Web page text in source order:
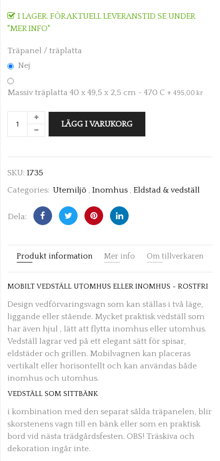
I LAGER. FÖR AKTUELL LEVERANSTID SE UNDER
"MER INFO"
Träpanel / träplatta
Nej
Massiv träplatta 40 x 49,5 x 2,5 cm - 470 C + 495,00 kr
LÄGG I VARUKORG
SKU: 1735
Categories: Utemiljö , Inomhus , Eldstad & vedställ
Dela:
Produkt information Mer info Om tillverkaren
MOBILT VEDSTÄLL UTOMHUS ELLER INOMHUS - ROSTFRI
Design vedförvaringsvagn som kan ställas i två läge,
liggande eller stående. Mycket praktisk vedställ som
har även hjul , lätt att flytta inomhus eller utomhus.
Vedställ lagrar ved på ett elegant sätt för spisar,
eldstäder och grillen. Mobilvagnen kan placeras
vertikalt eller horisontellt och kan användas både
inomhus och utomhus.
VEDSTÄLL SOM SITTBÄNK
i kombination med den separat sålda träpanelen, blir
skorstenens vagn till en bänk eller som en praktisk
bord vid nästa trädgårdsfesten. OBS! Träskiva och
dekoration ingår inte.